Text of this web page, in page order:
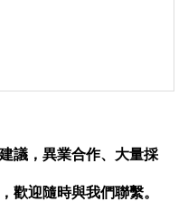
議，異業合作、大量採
迎隨時與我們聯繫。